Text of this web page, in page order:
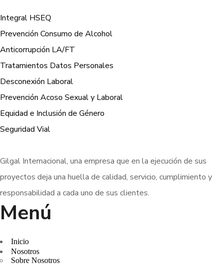
Integral HSEQ
Prevención Consumo de Alcohol
Anticorrupción LA/FT
Tratamientos Datos Personales
Desconexión Laboral
Prevención Acoso Sexual y Laboral
Equidad e Inclusión de Género
Seguridad Vial
Gilgal Internacional, una empresa que en la ejecución de sus
proyectos deja una huella de calidad, servicio, cumplimiento y
responsabilidad a cada uno de sus clientes.
Menú
Inicio
Nosotros
Sobre Nosotros